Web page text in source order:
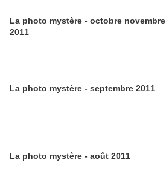
La photo mystère - octobre novembre
2011
La photo mystère - septembre 2011
La photo mystère - août 2011